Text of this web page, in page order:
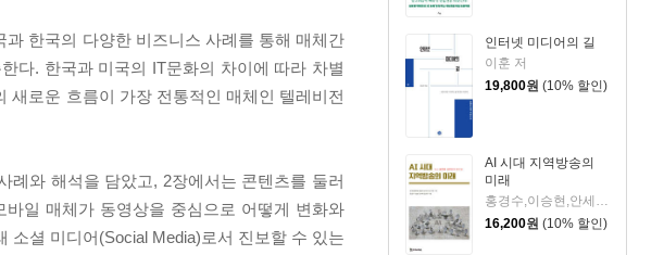
인터넷 미디어의 길
이훈 저
19,800원 (10% 할인)
AI 시대 지역방송의
미래
16,200원 (10% 할인)
한국의 다양한 비즈니스 사례를 통해 매체간
다. 한국과 미국의 IT문화의 차이에 따라 차별
새로운 흐름이 가장 전통적인 매체인 텔레비전
례와 해석을 담았고, 2장에서는 콘텐츠를 둘러
일 매체가 동영상을 중심으로 어떻게 변화와
소셜 미디어(Social Media)로서 진보할 수 있는